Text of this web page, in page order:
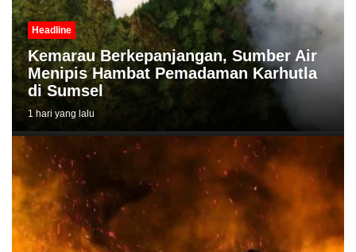
Headline
Kemarau Berkepanjangan, Sumber Air
Menipis Hambat Pemadaman Karhutla
di Sumsel
1 hari yang lalu